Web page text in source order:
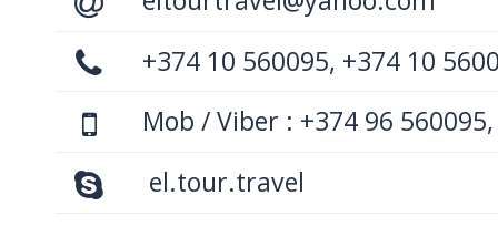
+374 10 560095, +374 10
Mob / Viber : +374 96
el.tour.travel